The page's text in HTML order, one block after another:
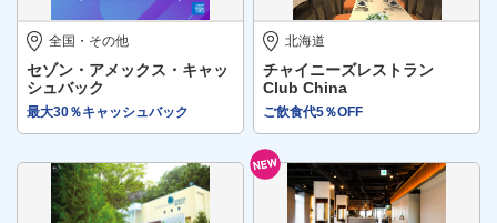
全国・その他
セゾン・アメックス・キャッ
シュバック
最大30％キャッシュバック
北海道
チャイニーズレストラン
Club China
ご飲食代5％OFF